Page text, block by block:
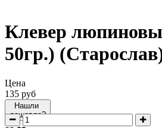
Клевер
50гр.)
Цена
135 руб
Нашли
дешевле?